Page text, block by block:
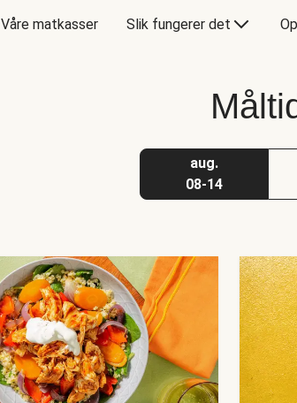
Våre matkasser Slik fungerer det
aug.
08-14